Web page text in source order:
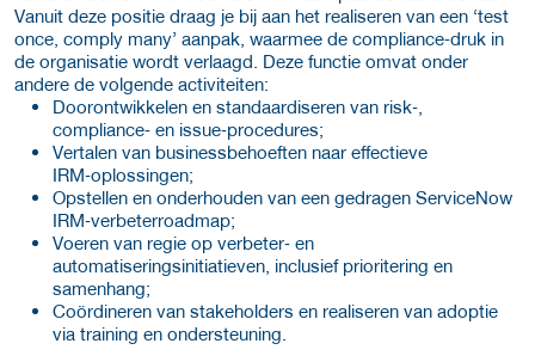
Vanuit deze positie draag je bij aan het realiseren van een ‘test
once, comply many’ aanpak, waarmee de compliance‑druk in
de organisatie wordt verlaagd. Deze functie omvat onder
andere de volgende activiteiten:
Doorontwikkelen en standaardiseren van risk‑,
compliance‑ en issue‑procedures;
Vertalen van businessbehoeften naar effectieve
IRM‑oplossingen;
Opstellen en onderhouden van een gedragen ServiceNow
IRM‑verbeterroadmap;
Voeren van regie op verbeter‑ en
automatiseringsinitiatieven, inclusief prioritering en
samenhang;
Coördineren van stakeholders en realiseren van adoptie
via training en ondersteuning.